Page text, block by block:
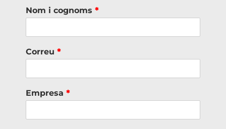
Nom i cognoms *
Correu *
Empresa *